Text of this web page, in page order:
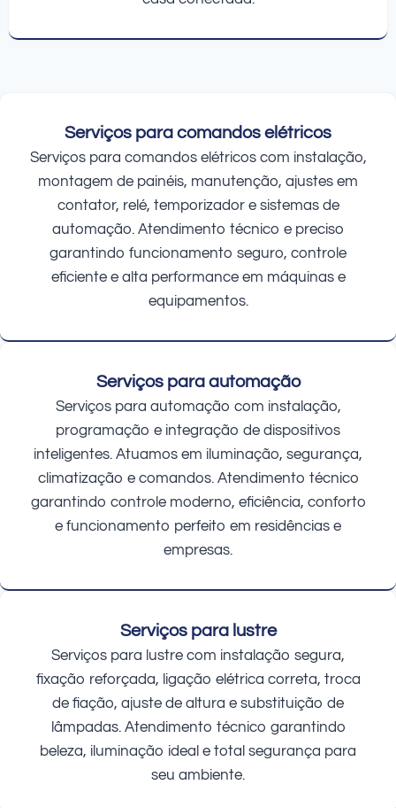
Serviços para comandos elétricos
Serviços para comandos elétricos com instalação,
montagem de painéis, manutenção, ajustes em
contator, relé, temporizador e sistemas de
automação. Atendimento técnico e preciso
garantindo funcionamento seguro, controle
eficiente e alta performance em máquinas e
equipamentos.
Serviços para automação
Serviços para automação com instalação,
programação e integração de dispositivos
inteligentes. Atuamos em iluminação, segurança,
climatização e comandos. Atendimento técnico
garantindo controle moderno, eficiência, conforto
e funcionamento perfeito em residências e
empresas.
Serviços para lustre
Serviços para lustre com instalação segura,
fixação reforçada, ligação elétrica correta, troca
de fiação, ajuste de altura e substituição de
lâmpadas. Atendimento técnico garantindo
beleza, iluminação ideal e total segurança para
seu ambiente.